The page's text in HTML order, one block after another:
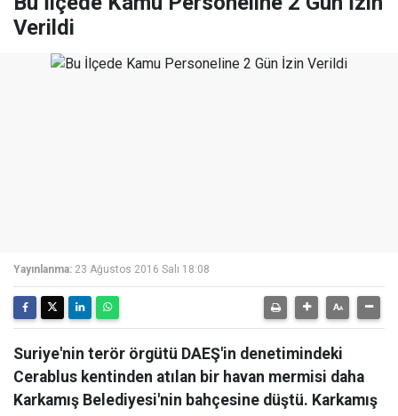
Verildi
Yayınlanma: 23 Ağustos 2016 Salı 18:08
Suriye'nin terör örgütü DAEŞ'in denetimindeki
Cerablus kentinden atılan bir havan mermisi daha
Karkamış Belediyesi'nin bahçesine düştü. Karkamış